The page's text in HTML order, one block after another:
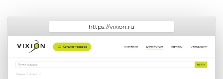
https://vixion.ru